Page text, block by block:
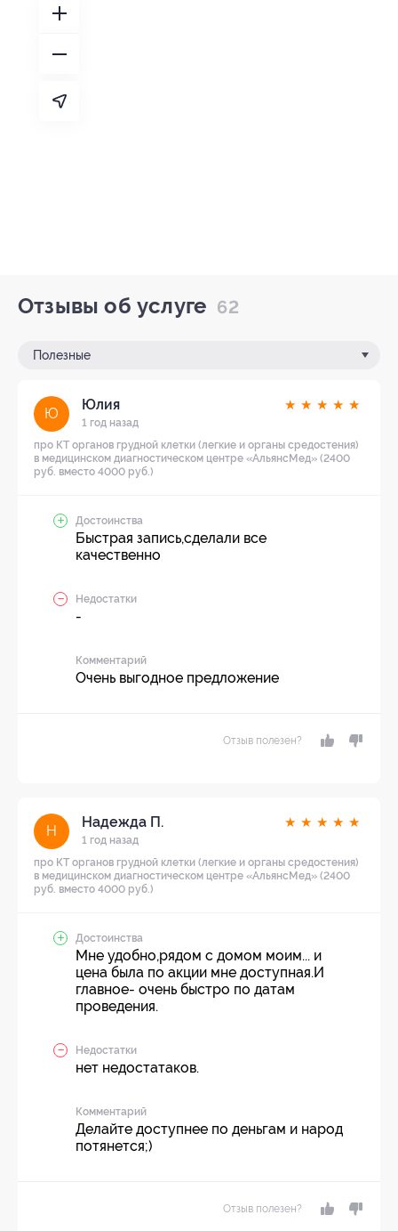
Отзывы об услуге 62
Полезные
Ю
Юлия
1 год назад
★ ★ ★ ★ ★
про КТ органов грудной клетки (легкие и органы средостения)
в медицинском диагностическом центре «АльянсМед» (2400
руб. вместо 4000 руб.)
Достоинства
Быстрая запись,сделали все
качественно
Недостатки
-
Комментарий
Очень выгодное предложение
Отзыв полезен?
Н
Надежда П.
1 год назад
★ ★ ★ ★ ★
про КТ органов грудной клетки (легкие и органы средостения)
в медицинском диагностическом центре «АльянсМед» (2400
руб. вместо 4000 руб.)
Достоинства
Мне удобно,рядом с домом моим... и
цена была по акции мне доступная.И
главное- очень быстро по датам
проведения.
Недостатки
нет недостатаков.
Комментарий
Делайте доступнее по деньгам и народ
потянется;)
Отзыв полезен?